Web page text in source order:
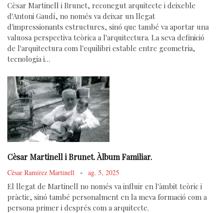
Cèsar Martinell i Brunet, reconegut arquitecte i deixeble
d'Antoni Gaudí, no només va deixar un llegat
d'impressionants estructures, sinó que també va aportar una
valuosa perspectiva teòrica a l'arquitectura. La seva definició
de l'arquitectura com l'equilibri estable entre geometria,
tecnologia i…
Cèsar Martinell i Brunet. Àlbum Familiar.
Cèsar Ramírez Martinell ag. 5, 2025
El llegat de Martinell no només va influir en l'àmbit teòric i
pràctic, sinó també personalment en la meva formació com a
persona primer i després com a arquitecte.